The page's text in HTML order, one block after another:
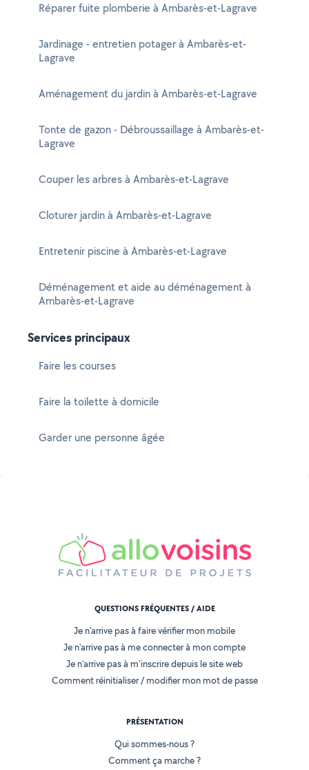
Réparer fuite plomberie à Ambarès-et-Lagrave
Jardinage - entretien potager à Ambarès-et-
Lagrave
Aménagement du jardin à Ambarès-et-Lagrave
Tonte de gazon - Débroussaillage à Ambarès-et-
Lagrave
Couper les arbres à Ambarès-et-Lagrave
Cloturer jardin à Ambarès-et-Lagrave
Entretenir piscine à Ambarès-et-Lagrave
Déménagement et aide au déménagement à
Ambarès-et-Lagrave
Services principaux
Faire les courses
Faire la toilette à domicile
Garder une personne âgée
QUESTIONS FRÉQUENTES / AIDE
Je n'arrive pas à faire vérifier mon mobile
Je n'arrive pas à me connecter à mon compte
Je n'arrive pas à m'inscrire depuis le site web
Comment réinitialiser / modifier mon mot de passe
PRÉSENTATION
Qui sommes-nous ?
Comment ça marche ?